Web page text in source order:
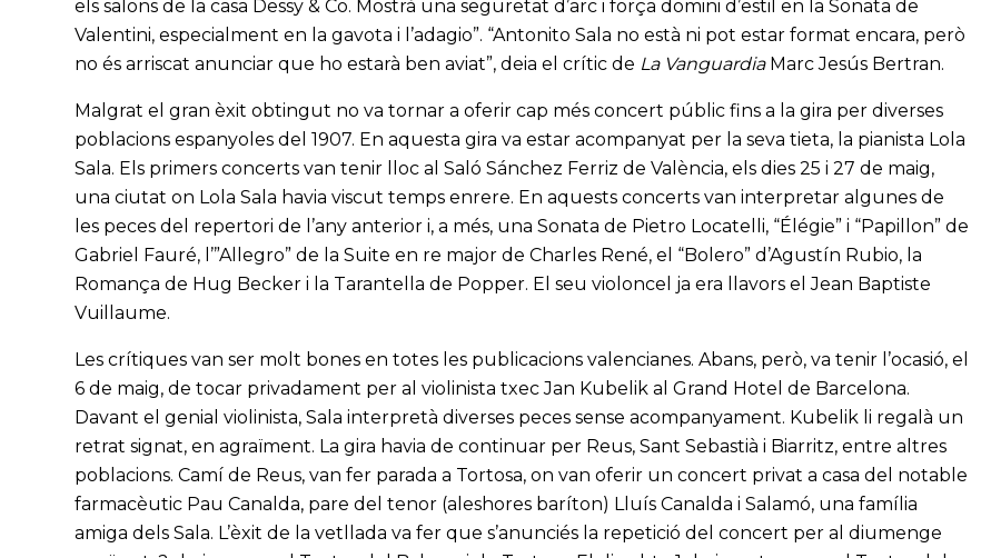
els salons de la casa Dessy & Co. Mostrà una seguretat d’arc i força domini d’estil en la Sonata de
Valentini, especialment en la gavota i l’adagio”. “Antonito Sala no està ni pot estar format encara, però
no és arriscat anunciar que ho estarà ben aviat”, deia el crític de La VanguardiaMarc Jesús Bertran.
Malgrat el gran èxit obtingut no va tornar a oferir cap més concert públic fins a la gira per diverses
poblacions espanyoles del 1907. En aquesta gira va estar acompanyat per la seva tieta, la pianista Lola
Sala. Els primers concerts van tenir lloc al Saló Sánchez Ferriz de València, els dies 25 i 27 de maig,
una ciutat on Lola Sala havia viscut temps enrere. En aquests concerts van interpretar algunes de
les peces del repertori de l’any anterior i, a més, una Sonata de Pietro Locatelli, “Élégie” i “Papillon” de
Gabriel Fauré, l’”Allegro” de la Suite en re major de Charles René, el “Bolero” d’Agustín Rubio, la
Romança de Hug Becker i la Tarantella de Popper. El seu violoncel ja era llavors el Jean Baptiste
Vuillaume.
Les crítiques van ser molt bones en totes les publicacions valencianes. Abans, però, va tenir l’ocasió, el
6 de maig, de tocar privadament per al violinista txec Jan Kubelik al Grand Hotel de Barcelona.
Davant el genial violinista, Sala interpretà diverses peces sense acompanyament. Kubelik li regalà un
retrat signat, en agraïment. La gira havia de continuar per Reus, Sant Sebastià i Biarritz, entre altres
poblacions. Camí de Reus, van fer parada a Tortosa, on van oferir un concert privat a casa del notable
farmacèutic Pau Canalda, pare del tenor (aleshores baríton) Lluís Canalda i Salamó, una família
amiga dels Sala. L’èxit de la vetllada va fer que s’anunciés la repetició del concert per al diumenge